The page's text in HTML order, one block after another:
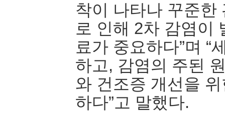
착이 나타나 꾸준한
로 인해 2차 감염이
료가 중요하다”며
하고, 감염의 주된
와 건조증 개선을
하다”고 말했다.